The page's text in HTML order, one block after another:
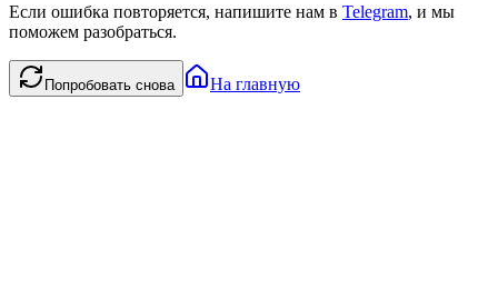
Если ошибка повторяется, напишите нам в Telegram, и мы
поможем разобраться.
Попробовать снова На главную